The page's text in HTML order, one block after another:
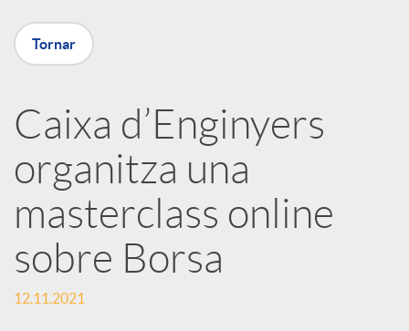
X
r
x
e
s
Tornar
Caixa d’Enginyers
organitza una
masterclass online
sobre Borsa
12.11.2021